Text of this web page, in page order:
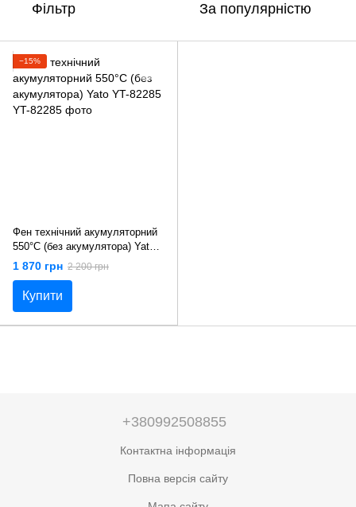
Фільтр За популярністю
−15%
Фен технічний акумуляторний
550°C (без акумулятора) Yato
YT-82285
1 870 грн 2 200 грн
Купити
+380992508855
Контактна інформація
Повна версія сайту